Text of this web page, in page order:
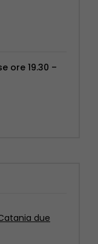
ore 19.30 –